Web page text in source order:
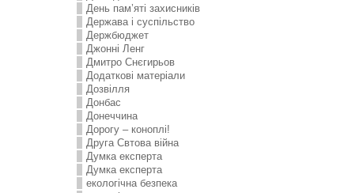
День пам’яті захисників
Держава і суспільство
Держбюджет
Джонні Ленг
Дмитро Снєгирьов
Додаткові матеріали
Дозвілля
Донбас
Донеччина
Дорогу – коноплі!
Друга Свтова війна
Думка експерта
Думка експерта
екологічна безпека